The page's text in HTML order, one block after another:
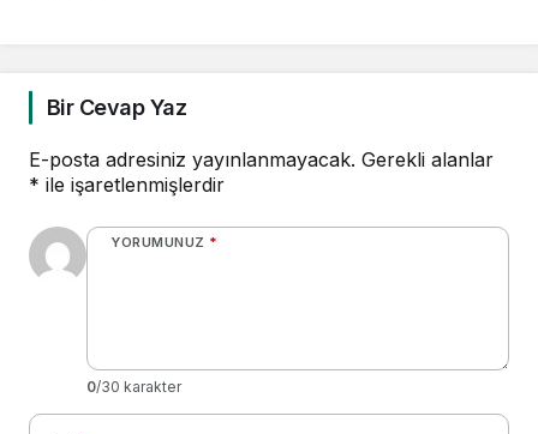
Bir Cevap Yaz
E-posta adresiniz yayınlanmayacak. Gerekli alanlar
* ile işaretlenmişlerdir
YORUMUNUZ *
0/30 karakter